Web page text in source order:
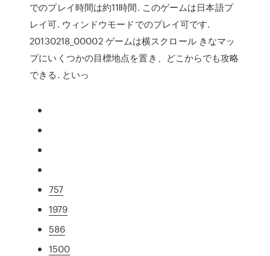
でのプレイ時間は約11時間. このゲームは日本語プ
レイ可. ウィンドウモードでのプレイ可です.
20130218_00002 ゲームは横スクロール きなマッ
プにいくつかの目標地点を置き、どこからでも攻略
できる. といっ
757
1979
586
1500